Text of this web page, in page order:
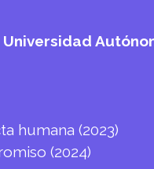
humana (2023)
(2024)